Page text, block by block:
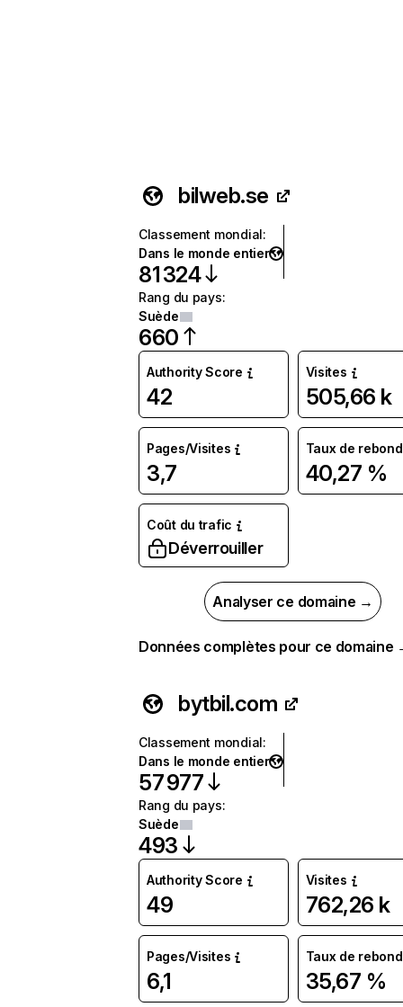
bilweb.se
Classement mondial:
Dans le monde entier
81 324
Rang du pays:
Suède
660
Authority Score
42
Visites
505,66 k
Pages/Visites
3,7
Taux de rebond
40,27 %
Coût du trafic
Déverrouiller
Analyser ce domaine →
Données complètes pour ce domaine
bytbil.com
Classement mondial:
Dans le monde entier
57 977
Rang du pays:
Suède
493
Authority Score
49
Visites
762,26 k
Pages/Visites
6,1
Taux de rebond
35,67 %